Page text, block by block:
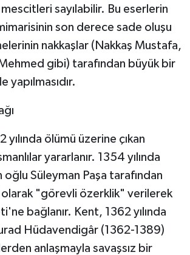
sayılabilir. Bu eserlerin
son derece sade oluşu
nakkaşlar (Nakkaş Mustafa,
gibi) tarafından büyük bir
yapılmasıdır.
yılında ölümü üzerine çıkan
yararlanır. 1354 yılında
Süleyman Paşa tarafından
"görevli özerklik" verilerek
bağlanır. Kent, 1362 yılında
Hüdavendigâr (1362-1389)
anlaşmayla savaşsız bir